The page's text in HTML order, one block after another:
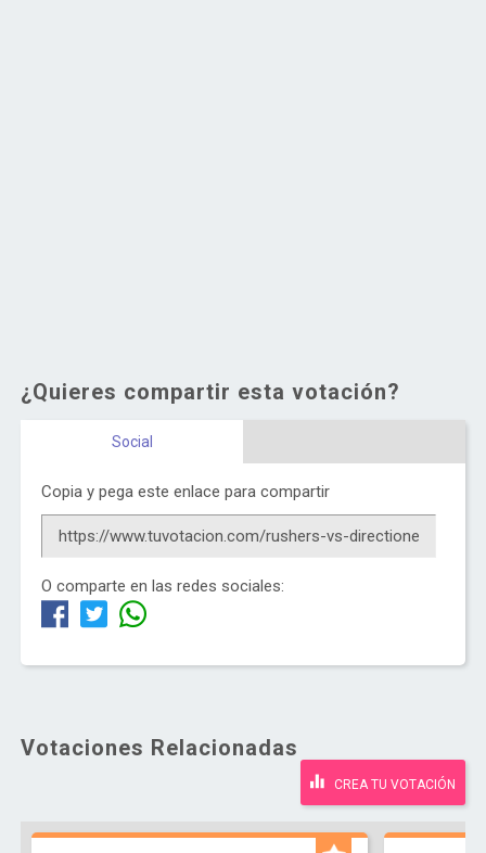
¿Quieres compartir esta votación?
Social
Copia y pega este enlace para compartir
O comparte en las redes sociales:
Votaciones Relacionadas
CREA TU VOTACIÓN